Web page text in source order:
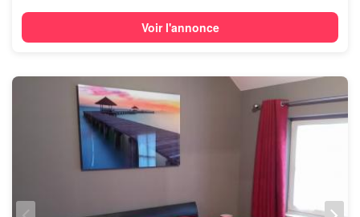
Voir l'annonce